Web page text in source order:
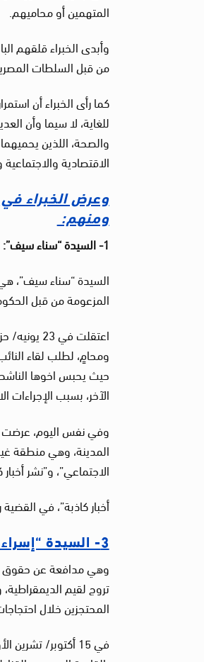
المتهمين أو محاميهم.
وأبدى الخبراء قلقهم
من قبل السلطات
كما رأى الخبراء أن
للغاية، لا سيما وأن
والصحة، اللذين
الاقتصادية والاجتماعية
وعرض الخبراء
ومنهم:
1- السيدة “سناء سيف”:
السيدة “سناء سيف”،
المزعومة من قبل
ومحامٍ، لطلب لقاء
حيث يحبس اخوها
الآخر، بسبب الإجراءات
وفي نفس اليوم، عرضت
المدينة، وهي منطقة
الاجتماعي”، و”نشر أخبار كاذبة”، في
أخبار كاذبة”، في القضية رقم. 659/2020، ولا تزال رهن
3- السيدة “إسراء عبد الفتاح”:
تروج لقيم
المحتجزين خلال احتجاجات